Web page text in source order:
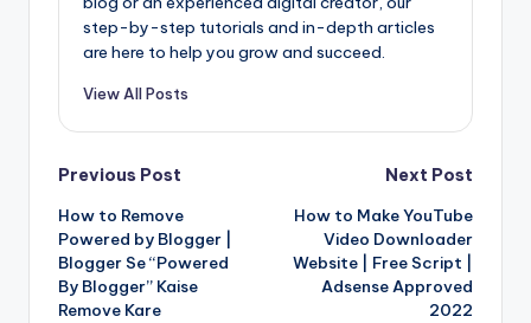
step-by-step tutorials and in-depth articles
are here to help you grow and succeed.
View All Posts
Post
navigation
Previous Post
How to Remove
Powered by Blogger |
Blogger Se “Powered
By Blogger” Kaise
Remove Kare
Next Post
How to Make YouTube
Video Downloader
Website | Free Script |
Adsense Approved
2022